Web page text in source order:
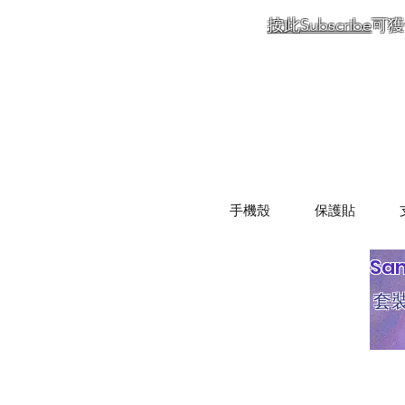
按此Subscribe可
手機殼 保護貼
套